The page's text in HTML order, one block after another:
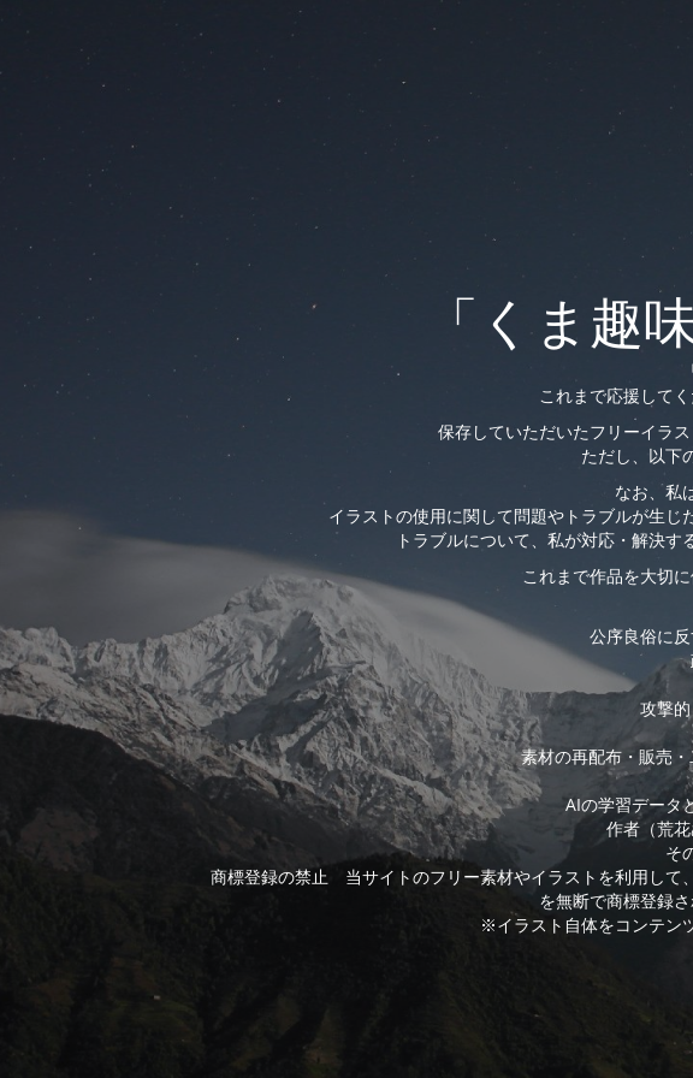
「くま趣
これまで応援して
保存していただいたフリーイラ
ただし、以下
なお、私
イラストの使用に関して問題やトラブルが生じ
トラブルについて、私が対応・解決す
これまで作品を大切
公序良俗に
攻撃
素材の再配布・販売
AIの学習データ
作者（荒
そ
商標登録の禁止 当サイトのフリー素材やイラストを利用して
を無断で商標登録
※イラスト自体をコンテン